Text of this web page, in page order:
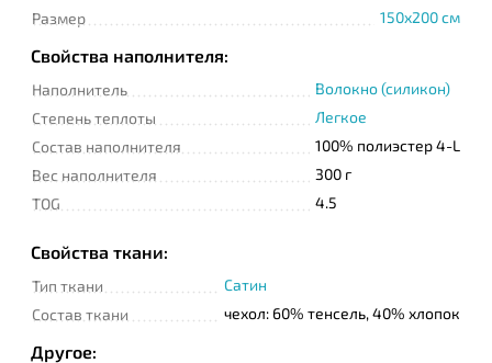
Размер 150x200 cм
Свойства наполнителя:
Наполнитель
Волокно (силикон)
Степень теплоты
Легкое
Состав наполнителя
100% полиэстер 4-L
Вес наполнителя
300 г
TOG
4.5
Свойства ткани:
Тип ткани
Сатин
Состав ткани
чехол: 60% тенсель, 40% хлопок
Другое:
Телефон
Сообщение
Подтверждаю
прочтение и согласие